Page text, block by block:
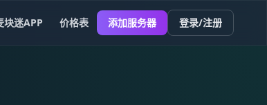
块迷APP 价格表 添加服务器 登录/注册